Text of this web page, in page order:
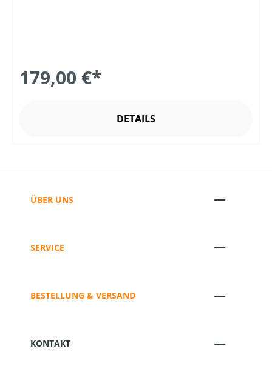
179,00 €*
DETAILS
ÜBER UNS
SERVICE
BESTELLUNG & VERSAND
KONTAKT